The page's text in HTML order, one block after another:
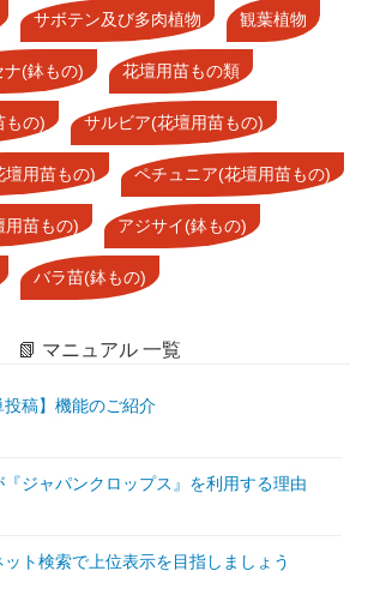
サボテン及び多肉植物 観葉植物
ナ(鉢もの) 花壇用苗もの類
もの) サルビア(花壇用苗もの)
壇用苗もの) ペチュニア(花壇用苗もの)
用苗もの) アジサイ(鉢もの)
バラ苗(鉢もの)
📗 マニュアル 一覧
投稿】機能のご紹介
『ジャパンクロップス』を利用する理由
ット検索で上位表示を目指しましょう